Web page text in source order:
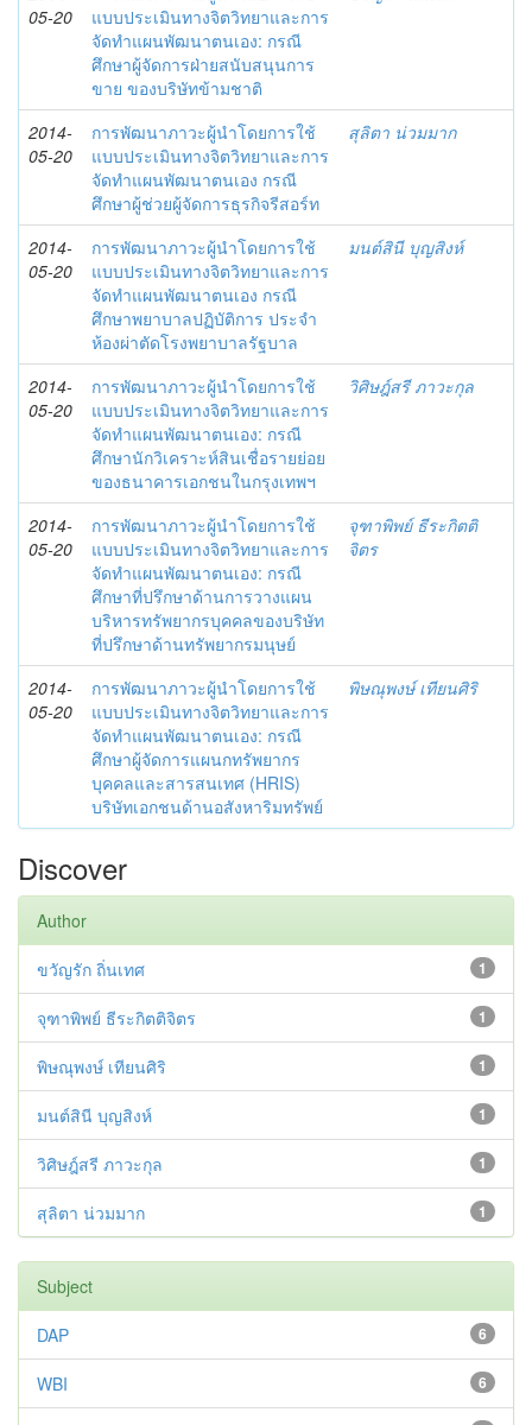
05-20
แบบประเมินทางจิตวิทยาและการ
จัดทำแผนพัฒนาตนเอง: กรณี
ศึกษาผู้จัดการฝ่ายสนับสนุนการ
ขาย ของบริษัทข้ามชาติ
2014-
05-20
การพัฒนาภาวะผู้นำโดยการใช้
แบบประเมินทางจิตวิทยาและการ
จัดทำแผนพัฒนาตนเอง กรณี
ศึกษาผู้ช่วยผู้จัดการธุรกิจรีสอร์ท
สุลิตา น่วมมาก
2014-
05-20
การพัฒนาภาวะผู้นำโดยการใช้
แบบประเมินทางจิตวิทยาและการ
จัดทำแผนพัฒนาตนเอง กรณี
ศึกษาพยาบาลปฏิบัติการ ประจำ
ห้องผ่าตัดโรงพยาบาลรัฐบาล
มนต์สินี บุญสิงห์
2014-
05-20
การพัฒนาภาวะผู้นำโดยการใช้
แบบประเมินทางจิตวิทยาและการ
จัดทำแผนพัฒนาตนเอง: กรณี
ศึกษานักวิเคราะห์สินเชื่อรายย่อย
ของธนาคารเอกชนในกรุงเทพฯ
วิศิษฎ์สรี ภาวะกุล
2014-
05-20
การพัฒนาภาวะผู้นำโดยการใช้
แบบประเมินทางจิตวิทยาและการ
จัดทำแผนพัฒนาตนเอง: กรณี
ศึกษาที่ปรึกษาด้านการวางแผน
บริหารทรัพยากรบุคคลของบริษัท
ที่ปรึกษาด้านทรัพยากรมนุษย์
จุฑาพิพย์ ธีระกิตติ
จิตร
2014-
05-20
การพัฒนาภาวะผู้นำโดยการใช้
แบบประเมินทางจิตวิทยาและการ
จัดทำแผนพัฒนาตนเอง: กรณี
ศึกษาผู้จัดการแผนกทรัพยากร
บุคคลและสารสนเทศ (HRIS)
บริษัทเอกชนด้านอสังหาริมทรัพย์
พิษณุพงษ์ เทียนศิริ
Discover
Author
1
ขวัญรัก ถิ่นเทศ
1
จุฑาพิพย์ ธีระกิตติจิตร
1
พิษณุพงษ์ เทียนศิริ
1
มนต์สินี บุญสิงห์
1
วิศิษฎ์สรี ภาวะกุล
1
สุลิตา น่วมมาก
Subject
6
DAP
6
WBI